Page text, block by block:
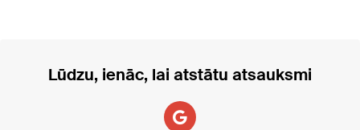
Lūdzu, ienāc, lai atstātu atsauksmi